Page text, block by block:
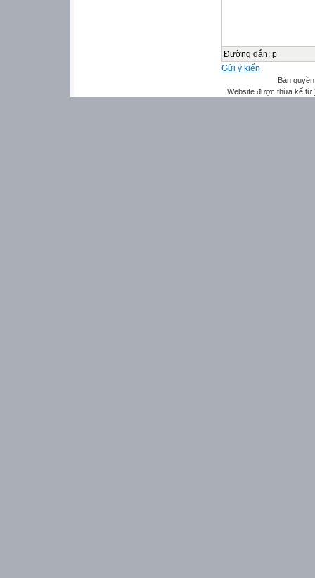
Đường dẫn: p
Gửi ý kiến
Bản
Website được thừa kế từ